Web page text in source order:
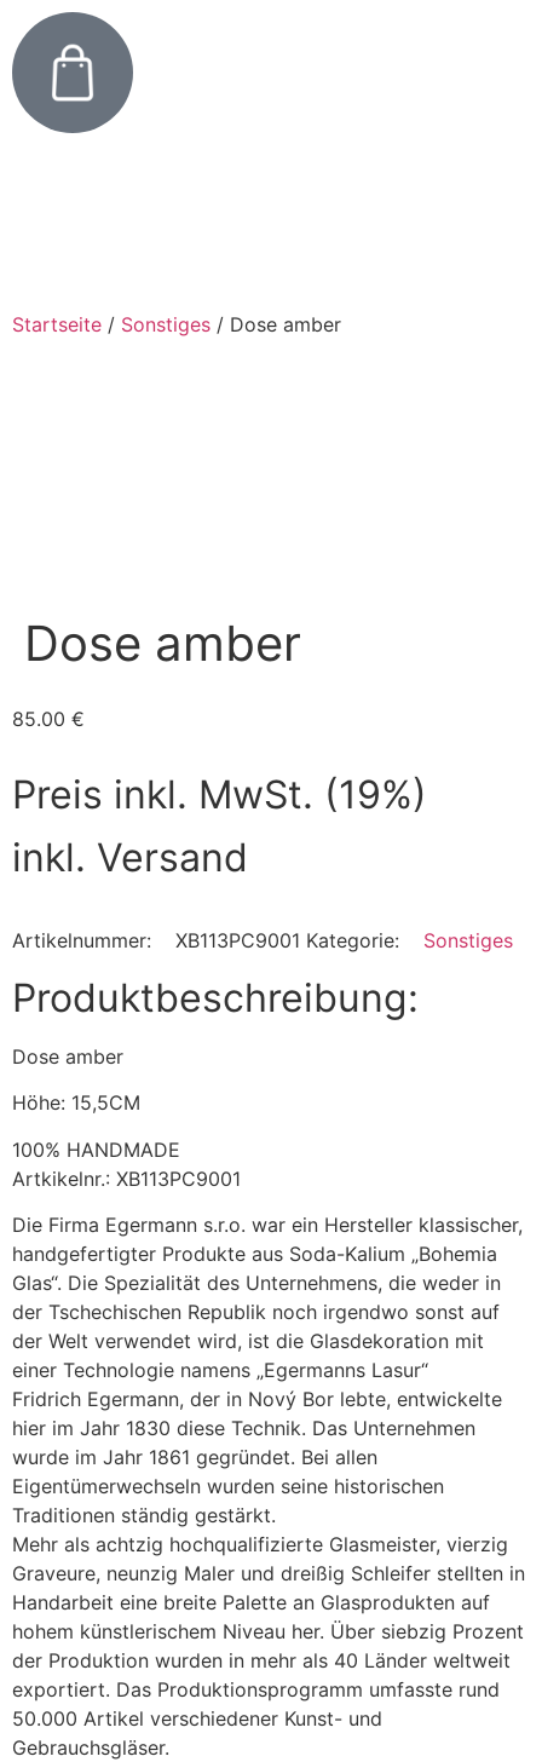
Startseite / Sonstiges / Dose amber
Dose amber
85.00 €
Preis inkl. MwSt. (19%)
inkl. Versand
Artikelnummer: XB113PC9001 Kategorie: Sonstiges
Produktbeschreibung:
Dose amber
Höhe: 15,5CM
100% HANDMADE
Artkikelnr.: XB113PC9001
Die Firma Egermann s.r.o. war ein Hersteller klassischer,
handgefertigter Produkte aus Soda-Kalium „Bohemia
Glas“. Die Spezialität des Unternehmens, die weder in
der Tschechischen Republik noch irgendwo sonst auf
der Welt verwendet wird, ist die Glasdekoration mit
einer Technologie namens „Egermanns Lasur“
Fridrich Egermann, der in Nový Bor lebte, entwickelte
hier im Jahr 1830 diese Technik. Das Unternehmen
wurde im Jahr 1861 gegründet. Bei allen
Eigentümerwechseln wurden seine historischen
Traditionen ständig gestärkt.
Mehr als achtzig hochqualifizierte Glasmeister, vierzig
Graveure, neunzig Maler und dreißig Schleifer stellten in
Handarbeit eine breite Palette an Glasprodukten auf
hohem künstlerischem Niveau her. Über siebzig Prozent
der Produktion wurden in mehr als 40 Länder weltweit
exportiert. Das Produktionsprogramm umfasste rund
50.000 Artikel verschiedener Kunst- und
Gebrauchsgläser.